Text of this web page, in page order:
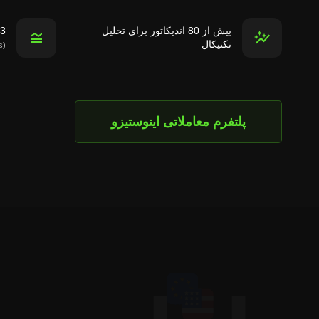
بیش از 80 اندیکاتور برای تحلیل
تکنیکال
3 مقیاس قیمت برای تحلیل تکنیکال
(linear, percentage, logarithmic scales)
پلتفرم معاملاتی اینوستیزو